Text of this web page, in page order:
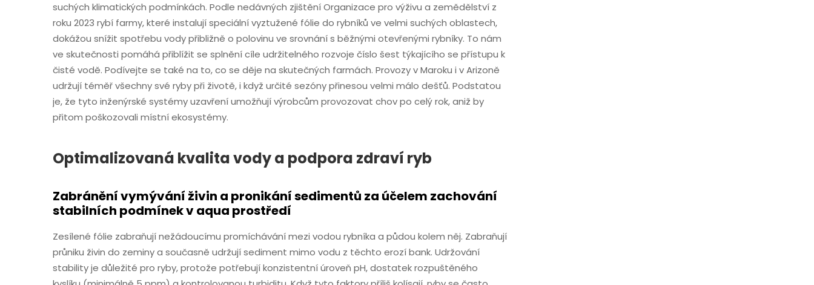
suchých klimatických podmínkách. Podle nedávných zjištění Organizace pro výživu a zemědělství z
roku 2023 rybí farmy, které instalují speciální vyztužené fólie do rybníků ve velmi suchých oblastech,
dokážou snížit spotřebu vody přibližně o polovinu ve srovnání s běžnými otevřenými rybníky. To nám
ve skutečnosti pomáhá přiblížit se splnění cíle udržitelného rozvoje číslo šest týkajícího se přístupu k
čisté vodě. Podívejte se také na to, co se děje na skutečných farmách. Provozy v Maroku i v Arizoně
udržují téměř všechny své ryby při životě, i když určité sezóny přinesou velmi málo dešťů. Podstatou
je, že tyto inženýrské systémy uzavření umožňují výrobcům provozovat chov po celý rok, aniž by
přitom poškozovali místní ekosystémy.
Optimalizovaná kvalita vody a podpora zdraví ryb
Zabránění vymývání živin a pronikání sedimentů za účelem zachování
stabilních podmínek v aqua prostředí
Zesílené fólie zabraňují nežádoucímu promíchávání mezi vodou rybníka a půdou kolem něj. Zabraňují
průniku živin do zeminy a současně udržují sediment mimo vodu z těchto erozí bank. Udržování
stability je důležité pro ryby, protože potřebují konzistentní úroveň pH, dostatek rozpuštěného